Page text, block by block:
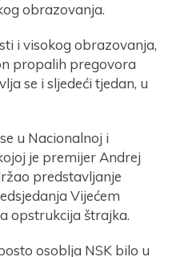
obrazovanja.
i visokog obrazovanja,
propalih pregovora
se i sljedeći tjedan, u
u Nacionalnoj i
je premijer Andrej
predstavljanje
Vijećem
opstrukcija štrajka.
osoblja NSK bilo u